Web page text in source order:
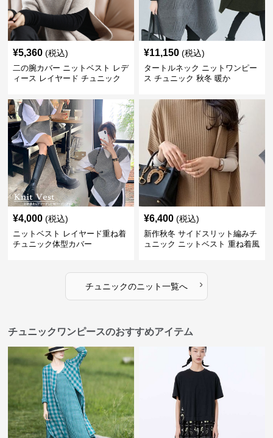
¥5,360 (税込)
二の腕カバー ニットベスト レデ
ィース レイヤード チュニック
¥11,150 (税込)
タートルネック ニットワンピー
ス チュニック 秋冬 暖か
¥4,000 (税込)
ニットベスト レイヤード重ね着
チュニック体型カバー
¥6,400 (税込)
新作秋冬 サイドスリット編みチ
ュニック ニットベスト 重ね着風
チュニックのニット一覧へ ›
チュニックワンピースのおすすめアイテム